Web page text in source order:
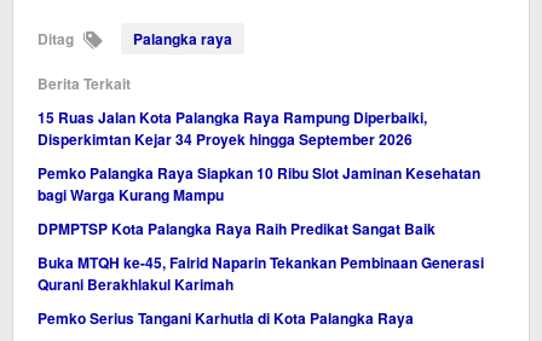
Ditag Palangka raya
Berita Terkait
15 Ruas Jalan Kota Palangka Raya Rampung Diperbaiki,
Disperkimtan Kejar 34 Proyek hingga September 2026
Pemko Palangka Raya Siapkan 10 Ribu Slot Jaminan Kesehatan
bagi Warga Kurang Mampu
DPMPTSP Kota Palangka Raya Raih Predikat Sangat Baik
Buka MTQH ke-45, Fairid Naparin Tekankan Pembinaan Generasi
Qurani Berakhlakul Karimah
Pemko Serius Tangani Karhutla di Kota Palangka Raya